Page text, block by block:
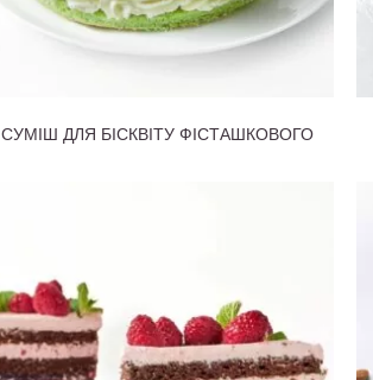
СУМІШ ДЛЯ БІСКВІТУ ФІСТАШКОВОГО